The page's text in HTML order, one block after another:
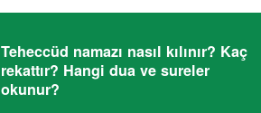
Teheccüd namazı nasıl kılınır? Kaç
rekattır? Hangi dua ve sureler
okunur?